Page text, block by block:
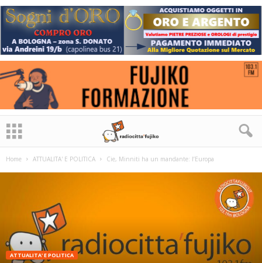
Home ATTUALITA' E POLITICA Cie, Minniti ha un mandante: l’Europa
ATTUALITA' E POLITICA